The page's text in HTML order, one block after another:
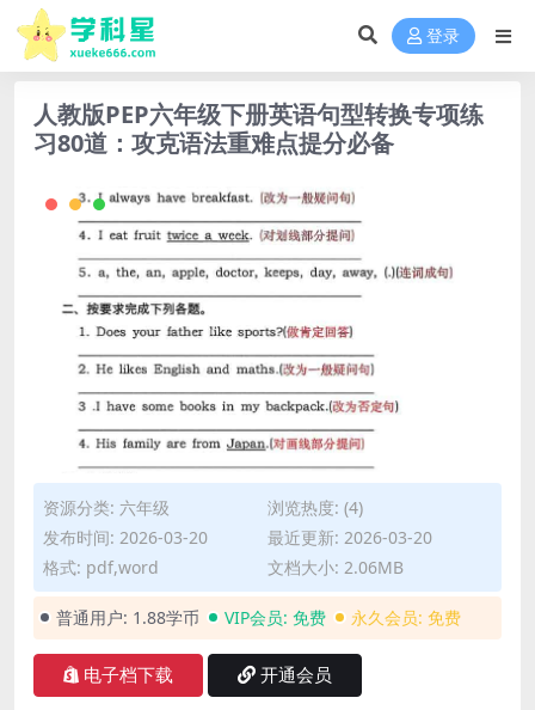
登录
人教版PEP六年级下册英语句型转换专项练
习80道：攻克语法重难点提分必备
资源分类: 六年级
浏览热度: (4)
发布时间: 2026-03-20
最近更新: 2026-03-20
格式: pdf,word
文档大小: 2.06MB
普通用户: 1.88学币 VIP会员: 免费 永久会员: 免费
电子档下载 开通会员